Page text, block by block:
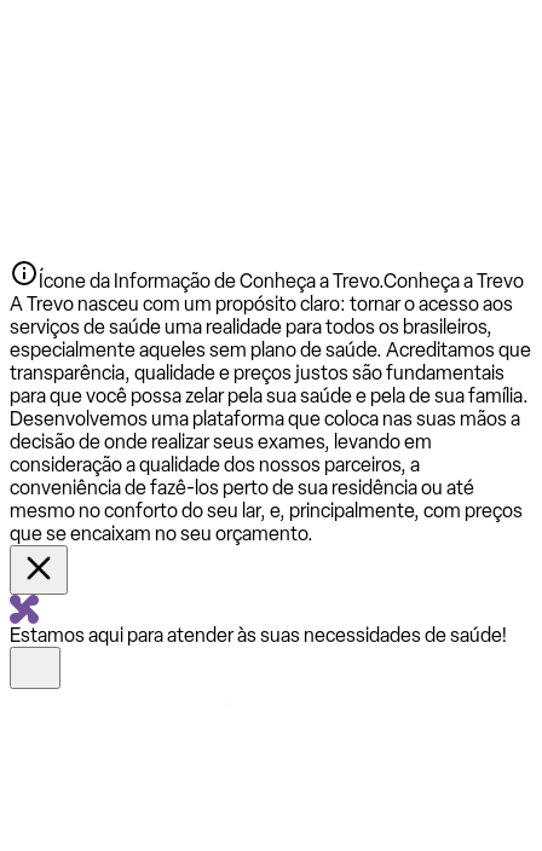
Ícone da Informação de Conheça a Trevo.Conheça a Trevo
A Trevo nasceu com um propósito claro: tornar o acesso aos
serviços de saúde uma realidade para todos os brasileiros,
especialmente aqueles sem plano de saúde. Acreditamos que
transparência, qualidade e preços justos são fundamentais
para que você possa zelar pela sua saúde e pela de sua família.
Desenvolvemos uma plataforma que coloca nas suas mãos a
decisão de onde realizar seus exames, levando em
consideração a qualidade dos nossos parceiros, a
conveniência de fazê-los perto de sua residência ou até
mesmo no conforto do seu lar, e, principalmente, com preços
que se encaixam no seu orçamento.
Estamos aqui para atender às suas necessidades de saúde!